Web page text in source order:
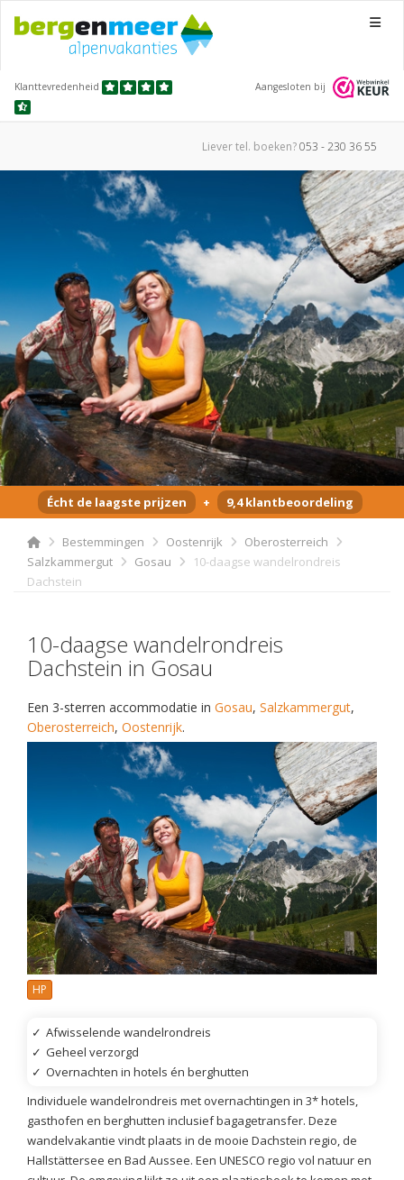
Menu
Klanttevredenheid Aangesloten bij
Liever tel. boeken?053 - 230 36 55
Écht de laagste prijzen + 9,4 klantbeoordeling
Bestemmingen Oostenrijk
Oberosterreich
Salzkammergut
Gosau
10-daagse wandelrondreis
Dachstein
10-daagse wandelrondreis
Dachstein in Gosau
Een 3-sterren accommodatie in Gosau, Salzkammergut,
Oberosterreich, Oostenrijk.
HP
✓ Afwisselende wandelrondreis
✓ Geheel verzorgd
✓ Overnachten in hotels én berghutten
Individuele wandelrondreis met overnachtingen in 3* hotels,
gasthofen en berghutten inclusief bagagetransfer. Deze
wandelvakantie vindt plaats in de mooie Dachstein regio, de
Hallstättersee en Bad Aussee. Een UNESCO regio vol natuur en